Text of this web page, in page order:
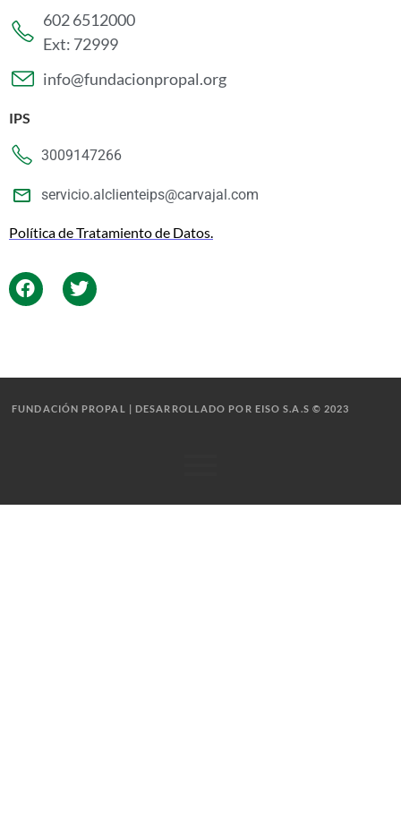
602 6512000
Ext: 72999
info@fundacionpropal.org
IPS
3009147266
servicio.alclienteips@carvajal.com
Política de Tratamiento de Datos.
FUNDACIÓN PROPAL | DESARROLLADO POR EISO S.A.S © 2023